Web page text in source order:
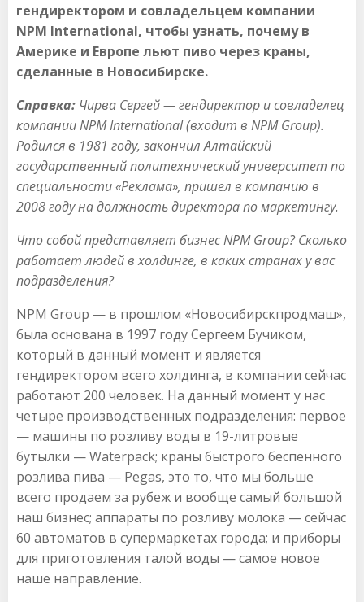
гендиректором и совладельцем компании
NPM International, чтобы узнать, почему в
Америке и Европе льют пиво через краны,
сделанные в Новосибирске.
Справка: Чирва Сергей — гендиректор и совладелец
компании NPM International (входит в NPM Group).
Родился в 1981 году, закончил Алтайский
государственный политехнический университет по
специальности «Реклама», пришел в компанию в
2008 году на должность директора по маркетингу.
Что собой представляет бизнес NPM Group? Сколько
работает людей в холдинге, в каких странах у вас
подразделения?
NPM Group — в прошлом «Новосибирскпродмаш»,
была основана в 1997 году Сергеем Бучиком,
который в данный момент и является
гендиректором всего холдинга, в компании сейчас
работают 200 человек. На данный момент у нас
четыре производственных подразделения: первое
— машины по розливу воды в 19-литровые
бутылки — Waterpack; краны быстрого беспенного
розлива пива — Pegas, это то, что мы больше
всего продаем за рубеж и вообще самый большой
наш бизнес; аппараты по розливу молока — сейчас
60 автоматов в супермаркетах города; и приборы
для приготовления талой воды — самое новое
наше направление.